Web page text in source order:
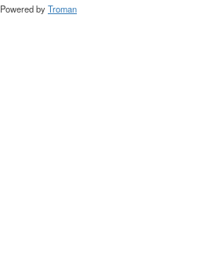
Powered byTroman